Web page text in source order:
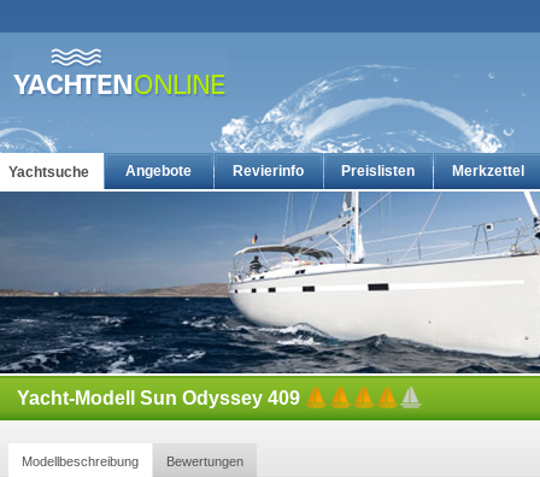
Yachtsuche Angebote Revierinfo Preislisten Merkzettel
Die günstigsten Charteryachten auf yachten-online
Yacht-Modell Sun Odyssey 409
Modellbeschreibung Bewertungen